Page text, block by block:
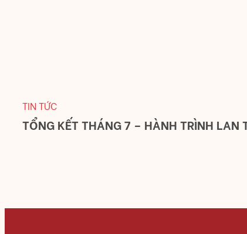
TIN TỨC
TỔNG KẾT THÁNG 7 – HÀNH TRÌNH LAN